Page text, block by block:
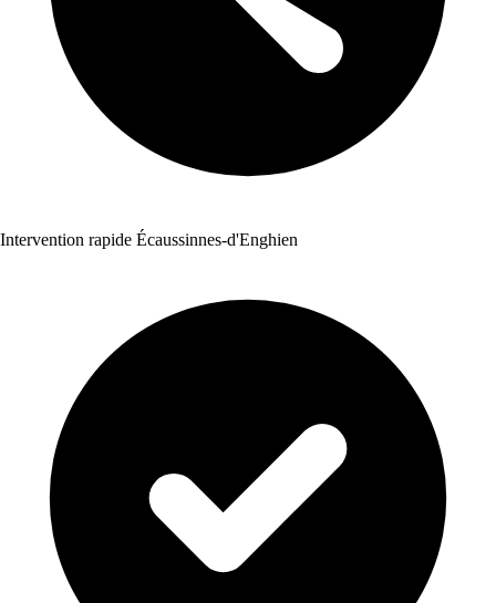
Intervention rapide Écaussinnes-d'Enghien